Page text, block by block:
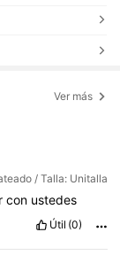
Ver más
/ Talla: Unitalla
con ustedes
Útil (0)